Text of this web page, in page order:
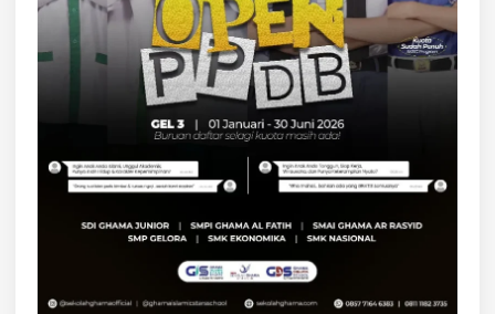
m
y
a
n
e
l
a
k